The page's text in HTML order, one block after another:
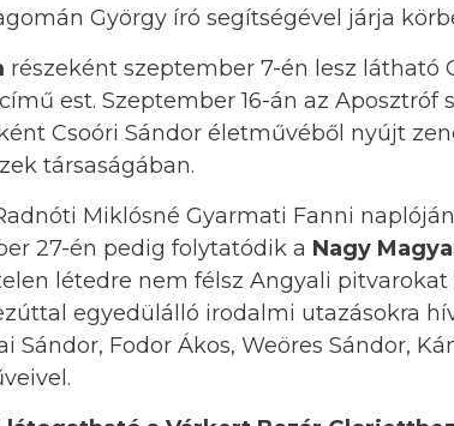
György író segítségével járja
részeként szeptember 7-én lesz látható
est. Szeptember 16-án az Aposztróf
Csoóri Sándor életművéből nyújt
társaságában.
Miklósné Gyarmati Fanni
27-én pedig folytatódik a Nagy
létedre nem félsz Angyali
egyedülálló irodalmi utazásokra
Sándor, Fodor Ákos, Weöres Sándor,